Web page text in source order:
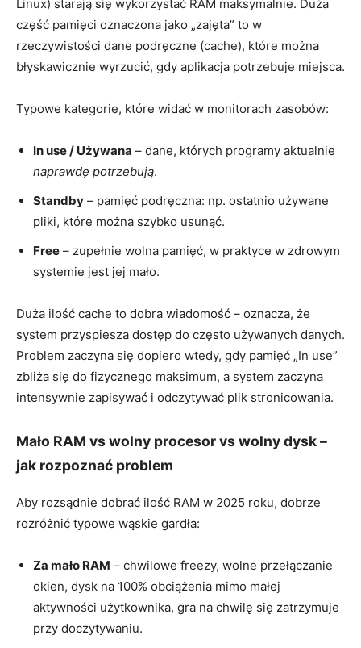
Linux) starają się wykorzystać RAM maksymalnie. Duża
część pamięci oznaczona jako „zajęta” to w
rzeczywistości dane podręczne (cache), które można
błyskawicznie wyrzucić, gdy aplikacja potrzebuje miejsca.
Typowe kategorie, które widać w monitorach zasobów:
In use / Używana – dane, których programy aktualnie
naprawdę potrzebują.
Standby – pamięć podręczna: np. ostatnio używane
pliki, które można szybko usunąć.
Free – zupełnie wolna pamięć, w praktyce w zdrowym
systemie jest jej mało.
Duża ilość cache to dobra wiadomość – oznacza, że
system przyspiesza dostęp do często używanych danych.
Problem zaczyna się dopiero wtedy, gdy pamięć „In use”
zbliża się do fizycznego maksimum, a system zaczyna
intensywnie zapisywać i odczytywać plik stronicowania.
Mało RAM vs wolny procesor vs wolny dysk –
jak rozpoznać problem
Aby rozsądnie dobrać ilość RAM w 2025 roku, dobrze
rozróżnić typowe wąskie gardła:
Za mało RAM – chwilowe freezy, wolne przełączanie
okien, dysk na 100% obciążenia mimo małej
aktywności użytkownika, gra na chwilę się zatrzymuje
przy doczytywaniu.